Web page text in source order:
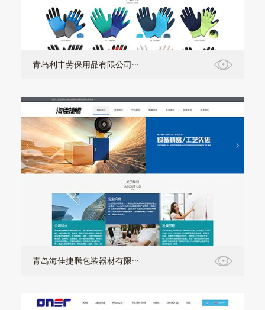
青岛利丰劳保用品有限公司···
青岛海佳捷腾包装器材有限···